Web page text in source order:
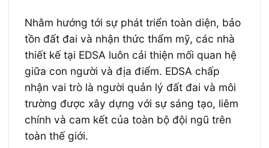
Nhằm hướng tới sự phát triển toàn diện, bảo
tồn đất đai và nhận thức thẩm mỹ, các nhà
thiết kế tại EDSA luôn cải thiện mối quan hệ
giữa con người và địa điểm. EDSA chấp
nhận vai trò là người quản lý đất đai và môi
trường được xây dựng với sự sáng tạo, liêm
chính và cam kết của toàn bộ đội ngũ trên
toàn thế giới.